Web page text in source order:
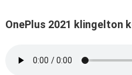
OnePlus 2021 klingelton